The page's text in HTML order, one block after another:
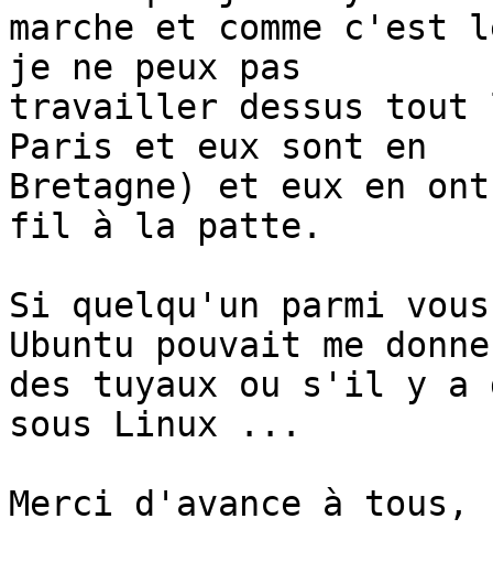
marche et comme c'est
je ne peux pas
travailler dessus tout
Paris et eux sont en
Bretagne) et eux en
fil à la patte.
Si quelqu'un parmi
Ubuntu pouvait me
des tuyaux ou s'il y a
sous Linux ...
Merci d'avance à tous,